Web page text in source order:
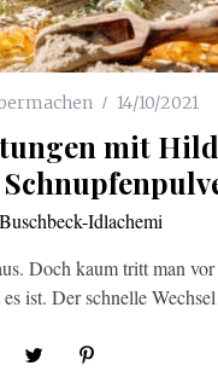
14/10/2021
mit
Idlachemi
Doch kaum tritt man
ist. Der schnelle